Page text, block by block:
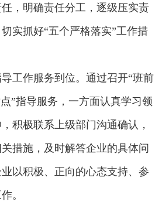
，明确责任分工，逐级压实责
实抓好“五个严格落实”工作措
作服务到位。通过召开“班前
”指导服务，一方面认真学习领
积极联系上级部门沟通确认，
措施，及时解答企业的具体问
以积极、正向的心态支持、参
。